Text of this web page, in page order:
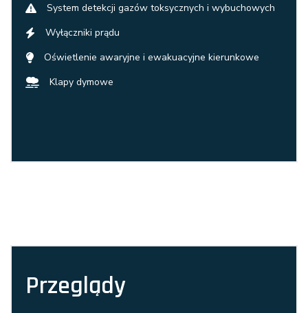
System detekcji gazów toksycznych i wybuchowych
Wyłączniki prądu
Oświetlenie awaryjne i ewakuacyjne kierunkowe
Klapy dymowe
Przeglądy